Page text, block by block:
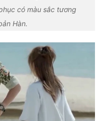
có màu sắc tương
Hàn.